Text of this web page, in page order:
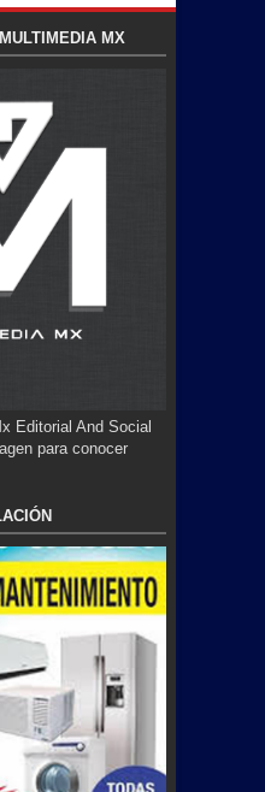
MX
Editorial And Social
para conocer